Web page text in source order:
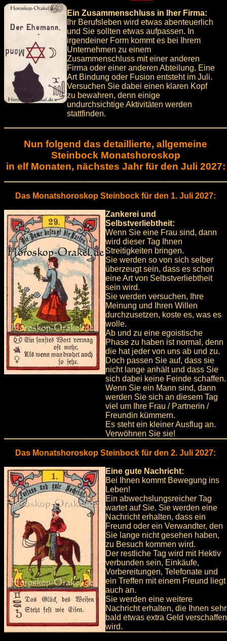
Ein Zusammenschluss in Iher Firma:
Ihr Berufsleben wird etwas abenteuerlich
und Sie sollten etwas aufpassen. In
irgendeiner Form kommt es bei Ihrem
Unternehmen zu einem
Zusammenschluss mit einer anderen
Firma oder einer anderen Abteilung. Eine
Art Bindung oder Fusion entsteht im Juli.
Versuchen Sie dabei einen klaren Kopf
zu bewahren, denn einige
undurchsichtige Aktivitäten werden
stattfinden.
Nun folgend das detaillierte, allgemeine
Steinbock Monatshoroskop
in elf Monaten, nächstes Jahr für den Juli 2027:
Das Monatshoroskop Steinbock für den 1. Juli 2027:
Zankerei und
Selbstverliebtheit:
Wenn Sie eine Frau sind, dann
wird dieser Tag Ihnen
Streitigkeiten bringen.
Sie werden so von sich selber
überzeugt sein, dass es schon
eine Art von Selbstverliebtheit
sein wird.
Sie werden versuchen, Ihre
Meinung und Ihren Willen
durchzusetzen, koste es, was es
wolle.
Ab und zu eine egoistische
Phase zu haben ist normal, denn
die hat jeder von uns ab und zu.
Doch passen Sie auf, dass sie
nicht lange anhält und dass Sie
sich dabei keine Feinde schaffen.
Wenn Sie ein Mann sind, dann
werden Sie sich an diesem Tag
viel um Ihre Frau / Partnerin /
Freundin kümmern.
Es steht ein kleiner Ausflug an.
Verwöhnen Sie sie!
Das Monatshoroskop Steinbock für den 2. Juli 2027:
Eine gute Nachricht:
Bei Ihnen kommt Bewegung ins
Leben!
Ein abwechslungsreicher Tag
wartet auf Sie. Sie werden eine
Nachricht erhalten, dass ein
Freund oder ein Verwandter, den
Sie lange nicht gesehen haben,
zu Besuch kommen wird.
Der restliche Tag wird mit Hektiv
verbunden sein, Einkäufe,
Vorbereitungen, Telefonate und
ein Treffen mit einem Freund liegt
auch an.
Sie werden eine weitere
Nachricht erhalten, die Ihnen sehr
bald etwas extra Geld verschaffen
wird.